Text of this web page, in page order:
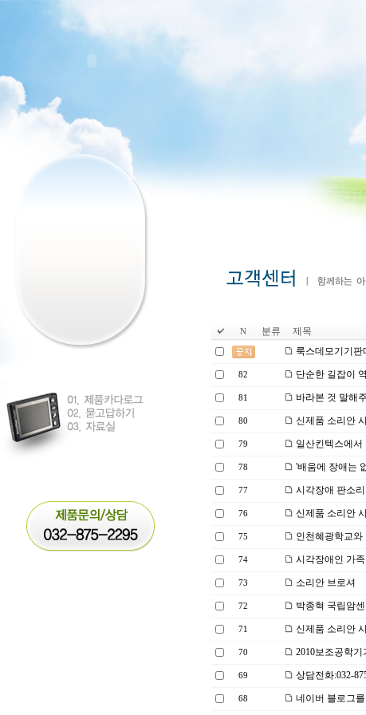
N 분류 제목
룩스데모기기판
82 단순한 길잡이
81 바라본 것 말해
80 신제품 소리안
79 일산킨텍스에서
78 '배움에 장애는
77 시각장애 판소
76 신제품 소리안
75 인천혜광학교
74 시각장애인 가
73 소리안 브로셔
72 박종혁 국립암
71 신제품 소리안
70 2010보조공학기
69 상담전화:032-
68 네이버 블로그